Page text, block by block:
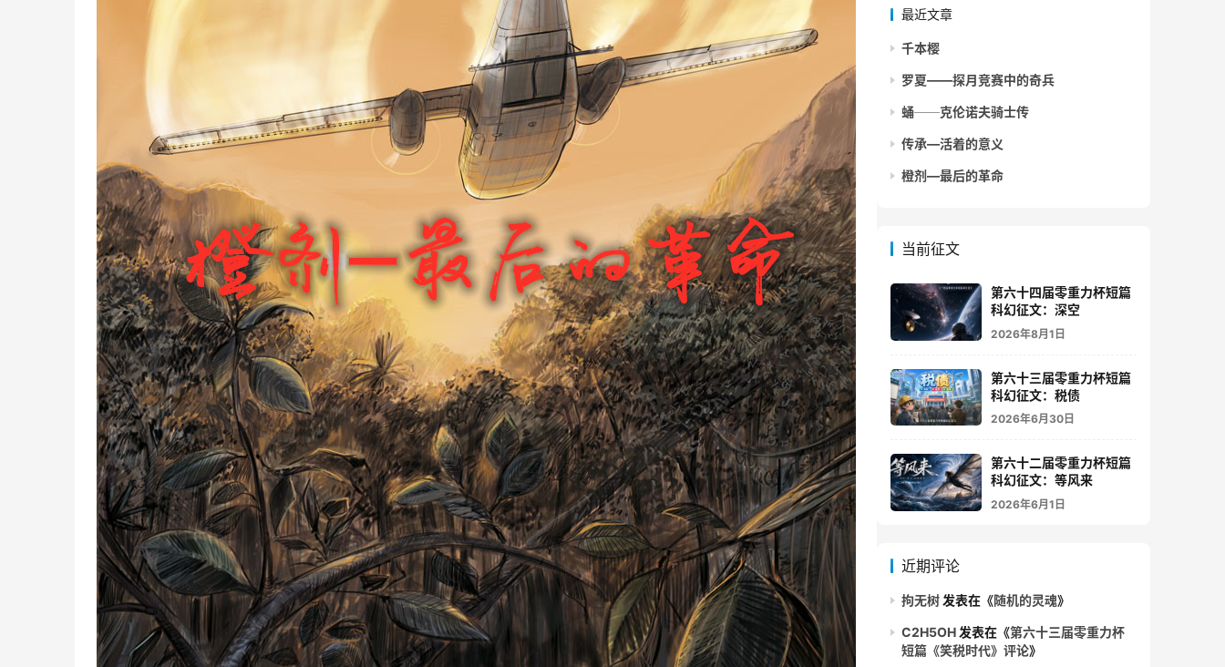
最近文章
千本樱
罗夏——探月竞赛中的奇兵
蛹──克伦诺夫骑士传
传承—活着的意义
橙剂—最后的革命
当前征文
第六十四届零重力杯短篇
科幻征文：深空
2026年8月1日
第六十三届零重力杯短篇
科幻征文：税债
2026年6月30日
第六十二届零重力杯短篇
科幻征文：等风来
2026年6月1日
近期评论
拘无树 发表在《随机的灵魂》
C2H5OH 发表在《第六十三届零重力杯
短篇《笑税时代》评论》